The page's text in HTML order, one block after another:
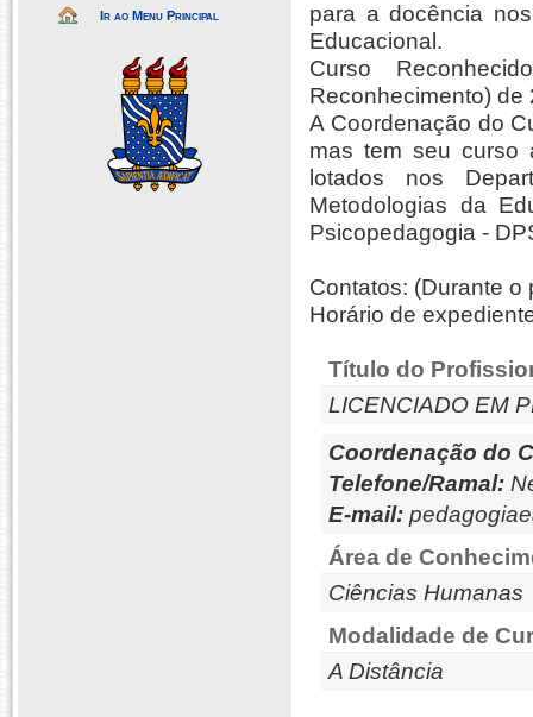
Ir ao Menu Principal
para a docência
Educacional.
Curso
Reconhecimento) de
A Coordenação do
mas tem seu curso
lotados nos
Metodologias da
Psicopedagogia -
Contatos: (Durante o
Horário de
Título do
LICENCIADO EM
Coordenação do
Telefone/Ramal:
E-mail:
Área de
Ciências Humanas
Modalidade de
A Distância